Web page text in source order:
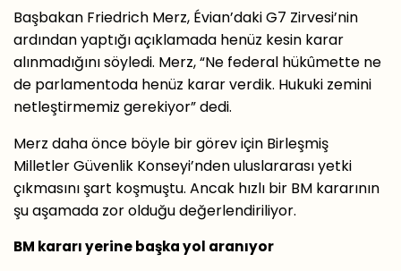
Başbakan Friedrich Merz, Évian’daki G7 Zirvesi’nin
ardından yaptığı açıklamada henüz kesin karar
alınmadığını söyledi. Merz, “Ne federal hükûmette ne
de parlamentoda henüz karar verdik. Hukuki zemini
netleştirmemiz gerekiyor” dedi.
Merz daha önce böyle bir görev için Birleşmiş
Milletler Güvenlik Konseyi’nden uluslararası yetki
çıkmasını şart koşmuştu. Ancak hızlı bir BM kararının
şu aşamada zor olduğu değerlendiriliyor.
BM kararı yerine başka yol aranıyor